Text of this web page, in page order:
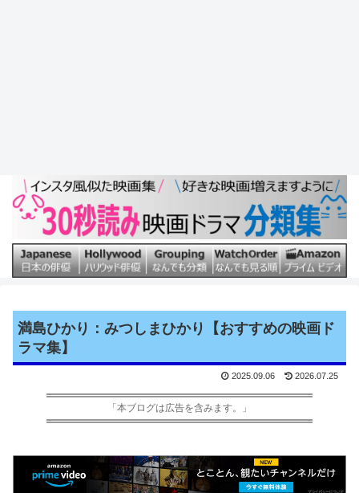
満島ひかり：みつしまひかり【おすすめの映画ド
ラマ集】
2025.09.06 2026.07.25
「本ブログは広告を含みます。」